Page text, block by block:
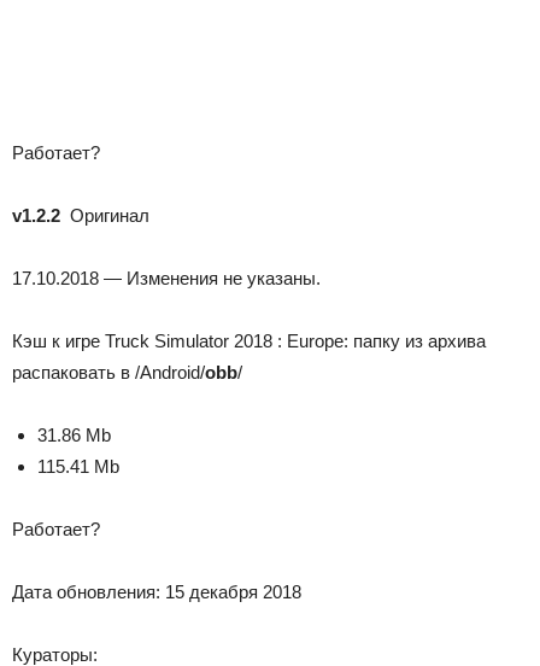
Работает?
v1.2.2 Оригинал
17.10.2018 — Изменения не указаны.
Кэш к игре Truck Simulator 2018 : Europe: папку из архива
распаковать в /Android/obb/
31.86 Mb
115.41 Mb
Работает?
Дата обновления: 15 декабря 2018
Кураторы: